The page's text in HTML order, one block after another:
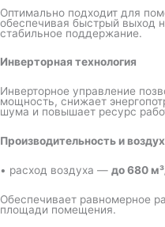
Оптимально подходит для
обеспечивая быстрый выход
стабильное поддержание.
Инверторная технология
Инверторное управление
мощность, снижает
шума и повышает ресурс
Производительность и воздух
• расход воздуха — до 680
Обеспечивает равномерное
площади помещения.